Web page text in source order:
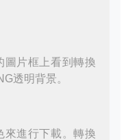
圖片框上看到轉換
透明背景。
來進行下載。轉換